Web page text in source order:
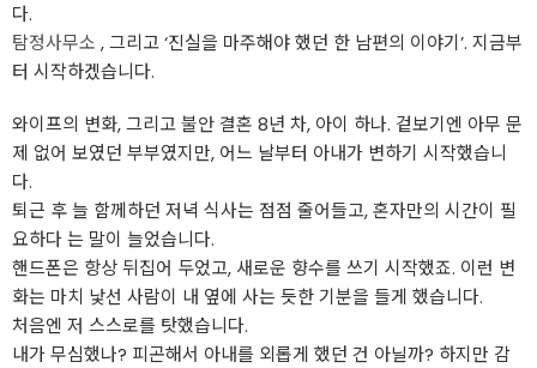
다.
탐정사무소 , 그리고 ‘진실을 마주해야 했던 한 남편의 이야기’. 지금부
터 시작하겠습니다.
와이프의 변화, 그리고 불안 결혼 8년 차, 아이 하나. 겉보기엔 아무 문
제 없어 보였던 부부였지만, 어느 날부터 아내가 변하기 시작했습니
다.
퇴근 후 늘 함께하던 저녁 식사는 점점 줄어들고, 혼자만의 시간이 필
요하다 는 말이 늘었습니다.
핸드폰은 항상 뒤집어 두었고, 새로운 향수를 쓰기 시작했죠. 이런 변
화는 마치 낯선 사람이 내 옆에 사는 듯한 기분을 들게 했습니다.
처음엔 저 스스로를 탓했습니다.
내가 무심했나? 피곤해서 아내를 외롭게 했던 건 아닐까? 하지만 감